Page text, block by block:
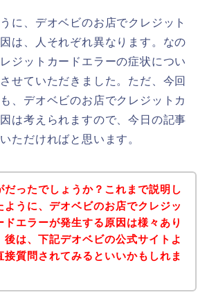
に、デオベビのお店でクレジット
は、人それぞれ異なります。なの
ジットカードエラーの症状につい
せていただきました。ただ、今回
、デオベビのお店でクレジットカ
は考えられますので、今日の記事
ただければと思います。
だったでしょうか？これまで説明し
ように、デオベビのお店でクレジッ
ドエラーが発生する原因は様々あり
後は、下記デオベビの公式サイトよ
接質問されてみるといいかもしれま